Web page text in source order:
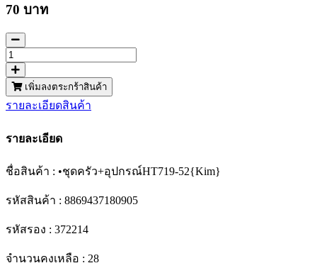
70 บาท
เพิ่มลงตระกร้าสินค้า
รายละเอียดสินค้า
รายละเอียด
ชื่อสินค้า : •ชุดครัว+อุปกรณ์HT719-52{Kim}
รหัสสินค้า : 8869437180905
รหัสรอง : 372214
จำนวนคงเหลือ : 28